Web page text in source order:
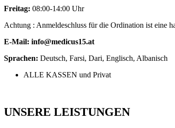
Freitag: 08:00-14:00 Uhr
Achtung : Anmeldeschluss für die Ordination ist eine
E-Mail: info@medicus15.at
Sprachen: Deutsch, Farsi, Dari, Englisch, Albanisch
ALLE KASSEN und Privat
UNSERE LEISTUNGEN